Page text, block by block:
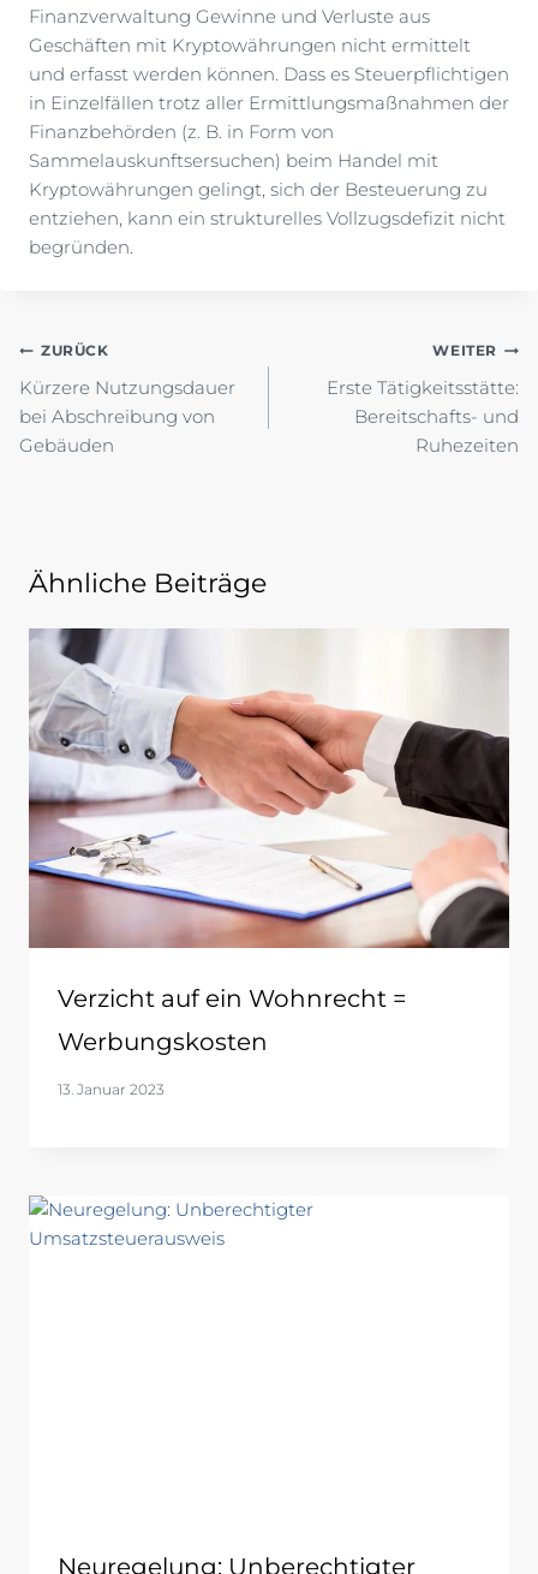
Finanzverwaltung Gewinne und Verluste aus
Geschäften mit Kryptowährungen nicht ermittelt
und erfasst werden können. Dass es Steuerpflichtigen
in Einzelfällen trotz aller Ermittlungsmaßnahmen der
Finanzbehörden (z. B. in Form von
Sammelauskunftsersuchen) beim Handel mit
Kryptowährungen gelingt, sich der Besteuerung zu
entziehen, kann ein strukturelles Vollzugsdefizit nicht
begründen.
Beitragsnavigation
ZURÜCK
Kürzere Nutzungsdauer
bei Abschreibung von
Gebäuden
WEITER
Erste Tätigkeitsstätte:
Bereitschafts- und
Ruhezeiten
Ähnliche Beiträge
Verzicht auf ein Wohnrecht =
Werbungskosten
13. Januar 2023
Neuregelung: Unberechtigter